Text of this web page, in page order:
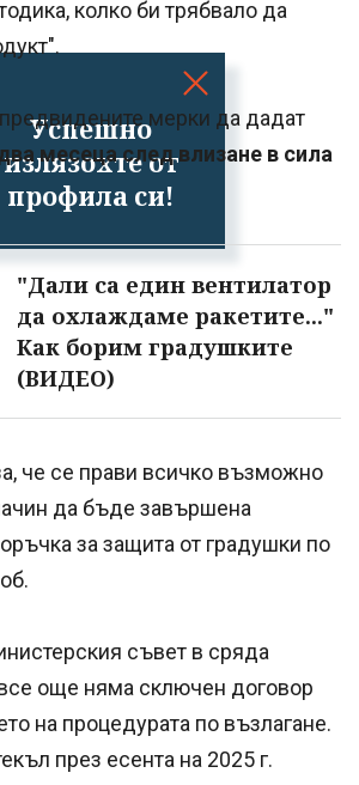
Успешно
излязохте от
профила си!
колко би трябвало да
мерки да дадат
месеца след влизане в сила
"Дали са един вентилатор
да охлаждаме ракетите..."
Как борим градушките
(ВИДЕО)
че се прави всичко възможно
да бъде завършена
за защита от градушки по
съвет в сряда
още няма сключен договор
на процедурата по възлагане.
през есента на 2025 г.